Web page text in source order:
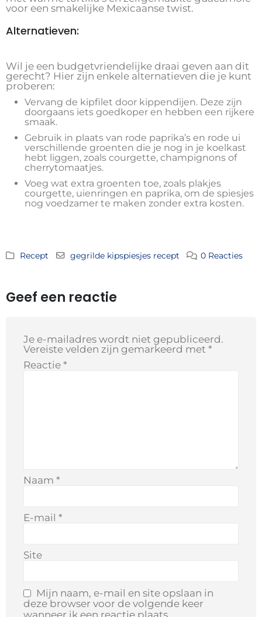
voor een smakelijke Mexicaanse twist.
Alternatieven:
Wil je een budgetvriendelijke draai geven aan dit
gerecht? Hier zijn enkele alternatieven die je kunt
proberen:
Vervang de kipfilet door kippendijen. Deze zijn
doorgaans iets goedkoper en hebben een rijkere
smaak.
Gebruik in plaats van rode paprika’s en rode ui
verschillende groenten die je nog in je koelkast
hebt liggen, zoals courgette, champignons of
cherrytomaatjes.
Voeg wat extra groenten toe, zoals plakjes
courgette, uienringen en paprika, om de spiesjes
nog voedzamer te maken zonder extra kosten.
Recept gegrilde kipspiesjes recept 0 Reacties
Geef een reactie
Je e-mailadres wordt niet gepubliceerd.
Vereiste velden zijn gemarkeerd met *
Reactie *
Naam *
E-mail *
Site
Mijn naam, e-mail en site opslaan in
deze browser voor de volgende keer
wanneer ik een reactie plaats.